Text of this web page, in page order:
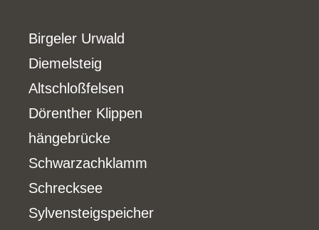
Birgeler Urwald
Diemelsteig
Altschloßfelsen
Dörenther Klippen
hängebrücke
Schwarzachklamm
Schrecksee
Sylvensteigspeicher